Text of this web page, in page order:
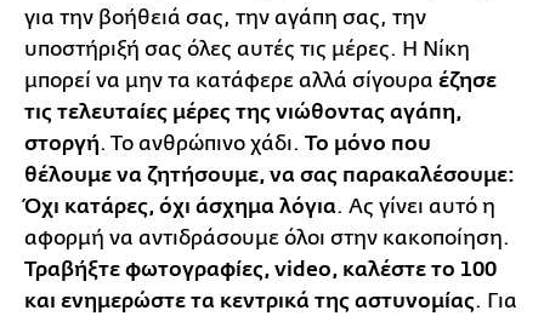
για την βοήθειά σας, την αγάπη σας, την
υποστήριξή σας όλες αυτές τις μέρες. Η Νίκη
μπορεί να μην τα κατάφερε αλλά σίγουρα έζησε
τις τελευταίες μέρες της νιώθοντας αγάπη,
στοργή. Το ανθρώπινο χάδι. Το μόνο που
θέλουμε να ζητήσουμε, να σας παρακαλέσουμε:
Όχι κατάρες, όχι άσχημα λόγια. Ας γίνει αυτό η
αφορμή να αντιδράσουμε όλοι στην κακοποίηση.
Τραβήξτε φωτογραφίες, video, καλέστε το 100
και ενημερώστε τα κεντρικά της αστυνομίας. Για